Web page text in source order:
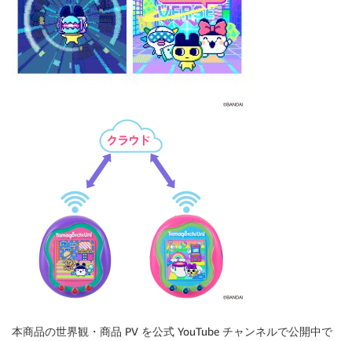
本商品の世界観・商品 PV を公式 YouTube チャンネルで公開中で